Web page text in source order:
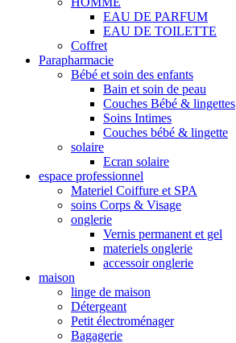
EAU DE PARFUM
EAU DE TOILETTE
Coffret
Parapharmacie
Bébé et soin des enfants
Bain et soin de peau
Couches Bébé & lingettes
Soins Intimes
Couches bébé & lingette
solaire
Ecran solaire
espace professionnel
Materiel Coiffure et SPA
soins Corps & Visage
onglerie
Vernis permanent et gel
materiels onglerie
accessoir onglerie
maison
linge de maison
Détergeant
Petit électroménager
Bagagerie